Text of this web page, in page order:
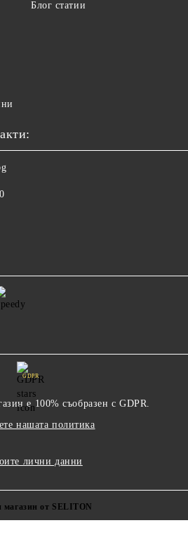
Блог статии
GDPR
е 100% съобразен с GDPR.
нашата политика
лични данни
магазин от SELITON